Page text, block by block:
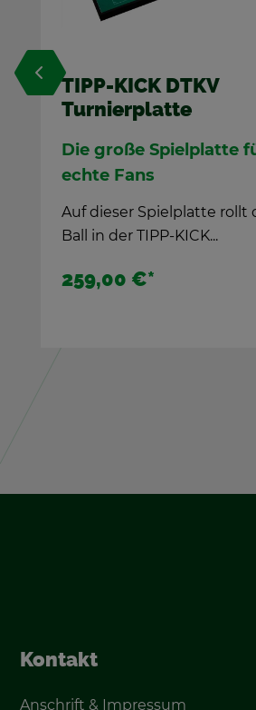
TIPP-KICK DTKV
Stahl­to­re
Pro­fes­sio­nel­le Tore
die DT­KV-Tur­nier­plat­te
45,00 €*
Kon­takt
An­schrift & Im­pres­sum